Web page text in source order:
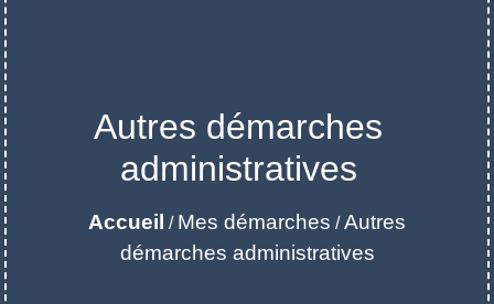
Autres démarches
administratives
Accueil / Mes démarches /Autres
démarches administratives